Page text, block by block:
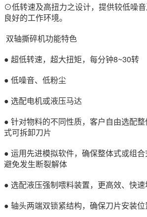
⊙低转速及高扭力之设计，提供较低噪
良好的工作环境。
双轴撕碎机功能特色
● 超低转速，超大扭矩，每分钟8~30转
● 低噪音、低粉尘
● 选配电机或液压马达
● 针对物料的不同性质，客户自由选配
式可拆卸刀片
● 运用先进模拟软件，确保整体式或组合
避免发生断裂解体
● 选配液压强制喂料装置，更高效、快
● 轴头两端双锁紧结构，确保刀片安装